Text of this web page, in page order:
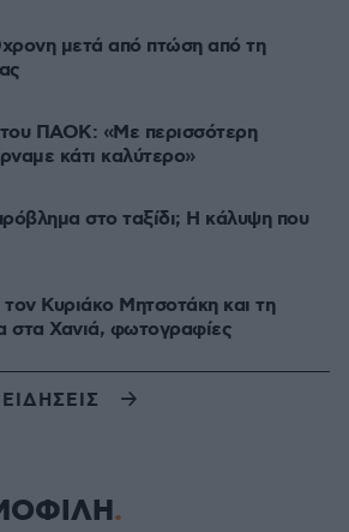
μετά από πτώση από τη
του ΠΑΟΚ: «Με περισσότερη
κάτι καλύτερο»
στο ταξίδι; Η κάλυψη που
Κυριάκο Μητσοτάκη και τη
στα Χανιά, φωτογραφίες